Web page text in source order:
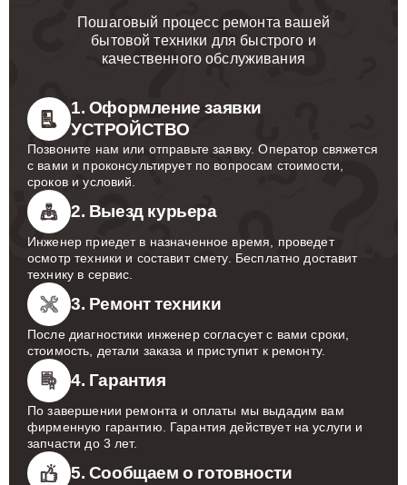
Пошаговый процесс ремонта вашей
бытовой техники для быстрого и
качественного обслуживания
1. Оформление заявки
УСТРОЙСТВО
Позвоните нам или отправьте заявку. Оператор свяжется
с вами и проконсультирует по вопросам стоимости,
сроков и условий.
2. Выезд курьера
Инженер приедет в назначенное время, проведет
осмотр техники и составит смету. Бесплатно доставит
технику в сервис.
3. Ремонт техники
После диагностики инженер согласует с вами сроки,
стоимость, детали заказа и приступит к ремонту.
4. Гарантия
По завершении ремонта и оплаты мы выдадим вам
фирменную гарантию. Гарантия действует на услуги и
запчасти до 3 лет.
5. Сообщаем о готовности